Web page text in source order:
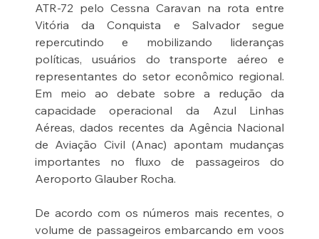
ATR-72 pelo Cessna Caravan na rota entre
Vitória da Conquista e Salvador segue
repercutindo e mobilizando lideranças
políticas, usuários do transporte aéreo e
representantes do setor econômico regional.
Em meio ao debate sobre a redução da
capacidade operacional da Azul Linhas
Aéreas, dados recentes da Agência Nacional
de Aviação Civil (Anac) apontam mudanças
importantes no fluxo de passageiros do
Aeroporto Glauber Rocha.
De acordo com os números mais recentes, o
volume de passageiros embarcando em voos